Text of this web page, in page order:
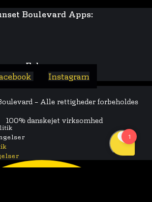
Boulevard Apps:
Følg os:
Instagram
– Alle rettigheder forbeholdes
100% danskejet virksomhed